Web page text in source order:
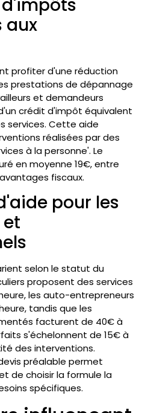
aux
profiter d'une réduction
prestations de dépannage
et demandeurs
crédit d'impôt équivalent
services. Cette aide
réalisées par des
à la personne'. Le
en moyenne 19€, entre
fiscaux.
pour les
selon le statut du
proposent des services
les auto-entrepreneurs
tandis que les
facturent de 40€ à
s'échelonnent de 15€ à
des interventions.
préalable permet
de choisir la formule la
spécifiques.